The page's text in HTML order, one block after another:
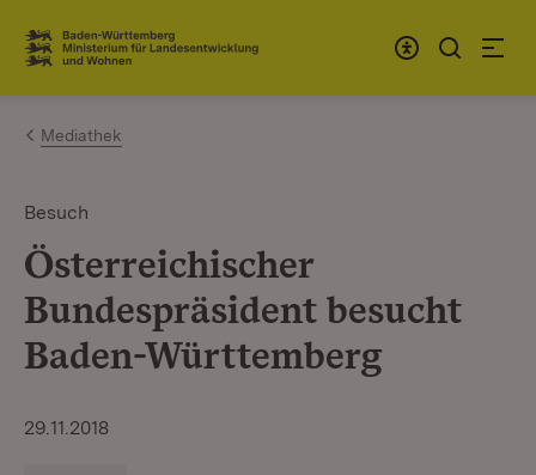
Zum Inhalt springen
Link zur Startseite
Mediathek
Besuch
Österreichischer
Bundespräsident besucht
Baden-Württemberg
29.11.2018